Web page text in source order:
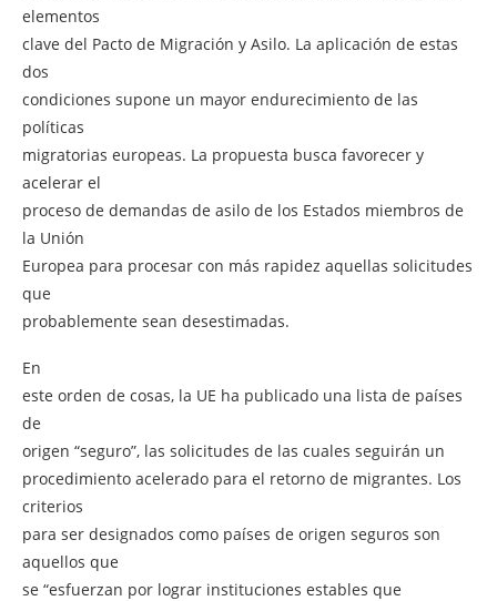
elementos
clave del Pacto de Migración y Asilo. La aplicación de estas
dos
condiciones supone un mayor endurecimiento de las
políticas
migratorias europeas. La propuesta busca favorecer y
acelerar el
proceso de demandas de asilo de los Estados miembros de
la Unión
Europea para procesar con más rapidez aquellas solicitudes
que
probablemente sean desestimadas.
En
este orden de cosas, la UE ha publicado una lista de países
de
origen “seguro”, las solicitudes de las cuales seguirán un
procedimiento acelerado para el retorno de migrantes. Los
criterios
para ser designados como países de origen seguros son
aquellos que
se “esfuerzan por lograr instituciones estables que